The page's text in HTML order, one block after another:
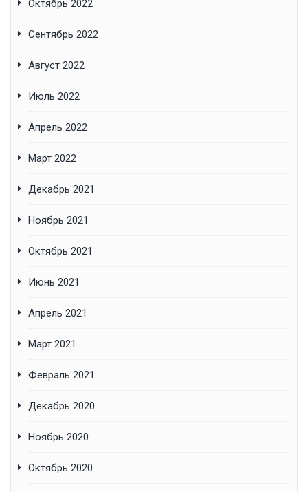
Октябрь 2022
Сентябрь 2022
Август 2022
Июль 2022
Апрель 2022
Март 2022
Декабрь 2021
Ноябрь 2021
Октябрь 2021
Июнь 2021
Апрель 2021
Март 2021
Февраль 2021
Декабрь 2020
Ноябрь 2020
Октябрь 2020